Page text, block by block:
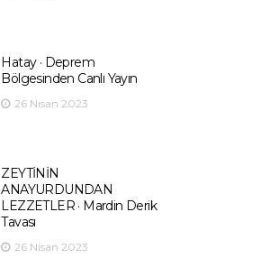
Hatay · Deprem
Bölgesinden Canlı Yayın
26 Nisan 2023
ZEYTİNİN
ANAYURDUNDAN
LEZZETLER · Mardin Derik
Tavası
26 Nisan 2023